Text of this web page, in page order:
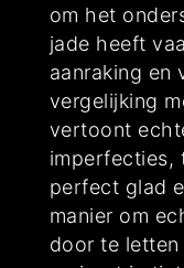
om het
jade heeft
aanraking en
vergelijking
vertoont
imperfecties,
perfect glad
manier om
door te